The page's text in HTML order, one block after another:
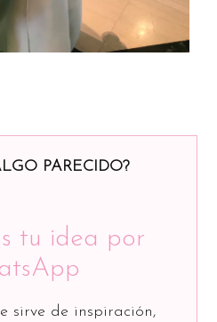
PARECIDO?
tu idea por
sirve de inspiración,